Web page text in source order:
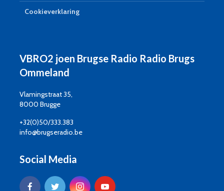
Cookieverklaring
VBRO2 joen Brugse Radio Radio Brugs
Ommeland
Vlamingstraat 35,
8000 Brugge
+32(0)50/333.383
info@brugseradio.be
Social Media